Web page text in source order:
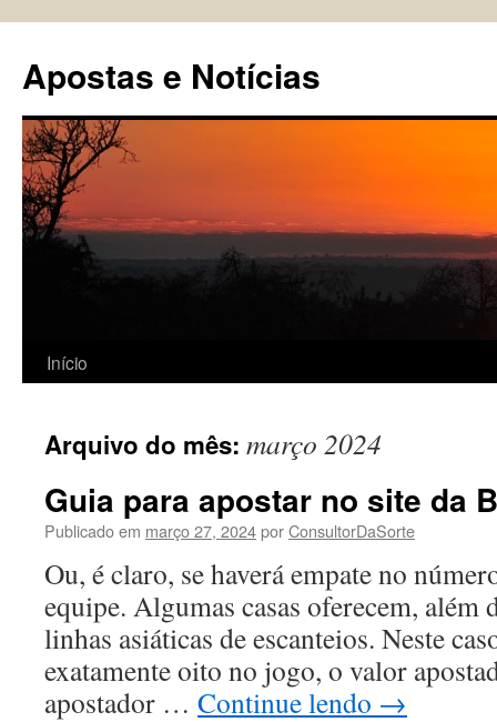
conteúdo
Apostas e Notícias
Início
Arquivo do mês: março 2024
Guia para apostar no site da
Publicado em março 27, 2024porConsultorDaSorte
Ou, é claro, se haverá empate no
equipe. Algumas casas oferecem, além
linhas asiáticas de escanteios. Neste
exatamente oito no jogo, o valor
apostador … Continue lendo →